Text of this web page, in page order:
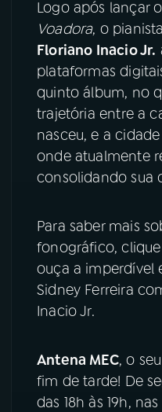
YouTube
Instagram
TikTok
Logo após lançar
Voadora, o
Floriano Inacio Jr.
plataformas
quinto álbum, no
trajetória entre a
nasceu, e a
onde atualmente
consolidando sua
Para saber mais
fonográfico,
ouça a imperdível
Sidney Ferreira
Inacio Jr.
Antena MEC, o
fim de tarde! De
das 18h às 19h,